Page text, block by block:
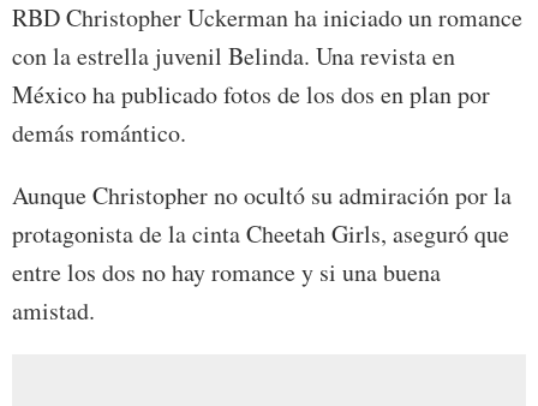
RBD Christopher Uckerman ha iniciado un romance
con la estrella juvenil Belinda. Una revista en
México ha publicado fotos de los dos en plan por
demás romántico.
Aunque Christopher no ocultó su admiración por la
protagonista de la cinta Cheetah Girls, aseguró que
entre los dos no hay romance y si una buena
amistad.